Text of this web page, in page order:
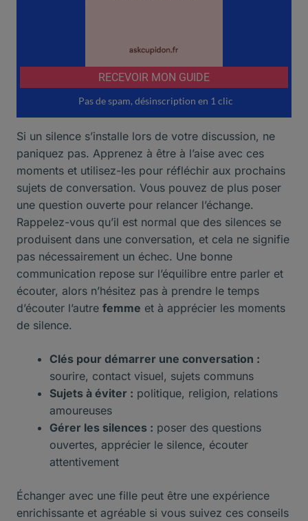
Si un silence s’installe lors de votre discussion, ne
paniquez pas. Apprenez à être à l’aise avec ces
moments et utilisez-les pour réfléchir aux prochains
sujets de conversation. Vous pouvez de plus poser
une question ouverte pour relancer l’échange.
Rappelez-vous qu’il est normal que des silences se
produisent dans une conversation, et cela ne signifie
pas nécessairement un échec. Une bonne
communication repose sur l’équilibre entre parler et
écouter, alors n’hésitez pas à prendre le temps
d’écouter l’autre femme et à apprécier les moments
de silence.
Clés pour démarrer une conversation :
sourire, contact visuel, sujets communs
Sujets à éviter : politique, religion, relations
amoureuses
Gérer les silences : poser des questions
ouvertes, apprécier le silence, écouter
attentivement
Échanger avec une fille peut être une expérience
enrichissante et agréable si vous suivez ces conseils